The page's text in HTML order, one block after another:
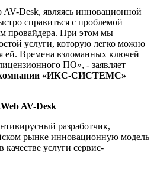
AV-Desk, являясь инновационной
справиться с проблемой
провайдера. При этом мы
услуги, которую легко можно
ей. Времена взломанных ключей
ПО», - заявляет
компании «ИКС-СИСТЕМС»
AV-Desk
разработчик,
рынке инновационную модель
качестве услуги сервис-